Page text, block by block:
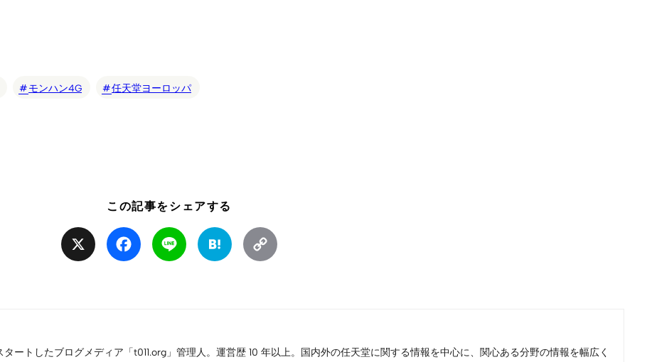
モンハン4G 任天堂ヨーロッパ
この記事をシェアする
Facebook Line Hatena
ートしたブログメディア「t011.org」管理人。運営歴 10 年以上。国内外の任天堂に関する情報を中心に、関心ある分野の情報を幅広く